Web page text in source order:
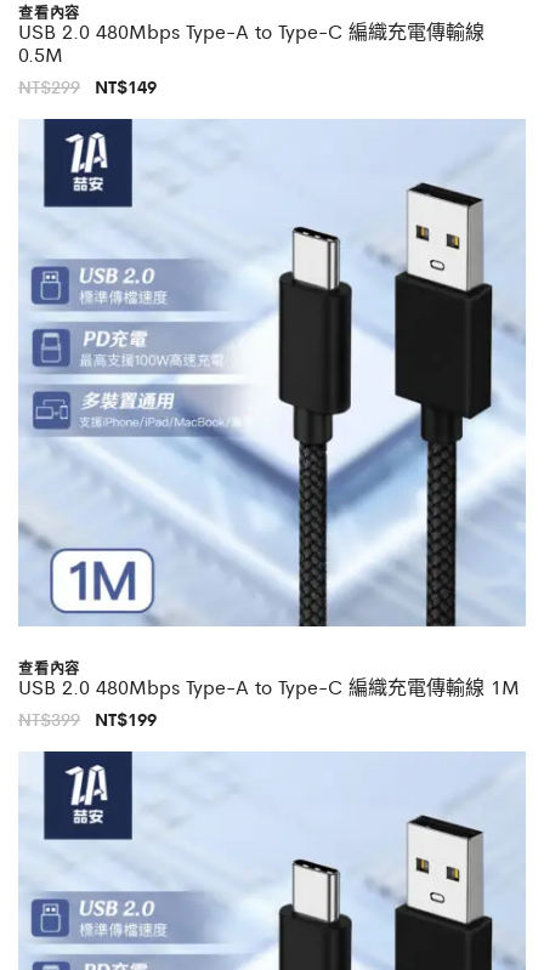
查看內容
USB 2.0 480Mbps Type-A to Type-C 編織充電傳輸線
0.5M
NT$299 原
價
格：
NT$299。
NT$149目
價
查看內容
USB 2.0 480Mbps Type-A to Type-C 編織充電傳輸線 1M
NT$399 原
價
格：
NT$399。
NT$199目
價